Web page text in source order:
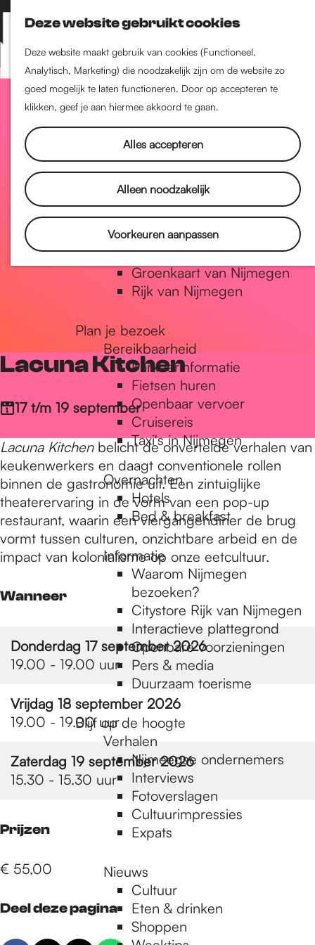
Deze website gebruikt cookies
Deze website maakt gebruik van cookies (Functioneel,
Analytisch, Marketing) die noodzakelijk zijn om de website zo
goed mogelijk te laten functioneren. Door op accepteren te
klikken, geef je aan hiermee akkoord te gaan.
Alles accepteren
Alleen noodzakelijk
Voorkeuren aanpassen
Z
o
e
k
e
K
a
a
r
t
M
e
n
Nijmegen-Nieuw-West
Nijmegen-Oud-West
Dukenburg
Lindenholt
Historie
De oudste stad van
Nederland
Historische tijdlijn
Romeinse Limes
Vrede van Nijmegen Penning
Natuur in Nijmegen
Groenkaart van Nijmegen
Rijk van Nijmegen
Plan je bezoek
Bereikbaarheid
Parkeerinformatie
Fietsen huren
Openbaar vervoer
Cruisereis
Taxi's in Nijmegen
Overnachten
Hotels
Bed & breakfast
Informatie
Waarom Nijmegen
bezoeken?
Citystore Rijk van Nijmegen
Interactieve plattegrond
Openbare voorzieningen
Pers & media
Duurzaam toerisme
Blijf op de hoogte
Verhalen
Nijmeegse ondernemers
Interviews
Fotoverslagen
Cultuurimpressies
Expats
Nieuws
Cultuur
Eten & drinken
Shoppen
Lacuna Kitchen
17 t/m 19 september
Lacuna Kitchenbelicht de onvertelde verhalen van
keukenwerkers en daagt conventionele rollen
binnen de gastronomie uit. Een zintuiglijke
theaterervaring in de vorm van een pop-up
restaurant, waarin een viergangendiner de brug
vormt tussen culturen, onzichtbare arbeid en de
impact van kolonialisme op onze eetcultuur.
Wanneer
Donderdag 17 september 2026
19.00 - 19.00 uur
Vrijdag 18 september 2026
19.00 - 19.00 uur
Zaterdag 19 september 2026
15.30 - 15.30 uur
Prijzen
€ 55,00
Deel deze pagina